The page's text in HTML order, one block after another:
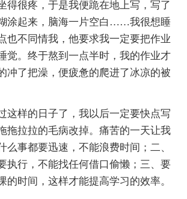
得很疼，于是我便跪在地上写，写了
涂起来，脑海一片空白……我很想睡
也不同情我，他要求我一定要把作业
觉。终于熬到一点半时，我的作业才
冲了把澡，便疲惫的爬进了冰凉的被
这样的日子了，我以后一定要快点写
拖拉拉的毛病改掉。痛苦的一天让我
么事都要迅速，不能浪费时间；二、
执行，不能找任何借口偷懒；三、要
的时间，这样才能提高学习的效率。